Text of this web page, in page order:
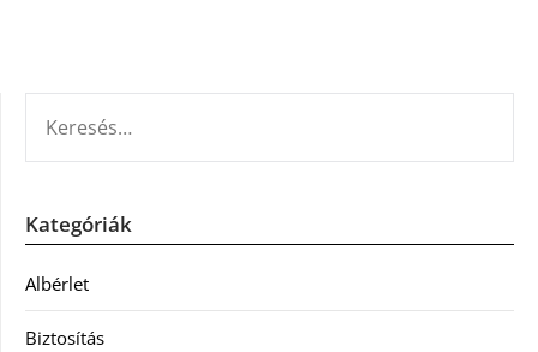
Kategóriák
Albérlet
Biztosítás